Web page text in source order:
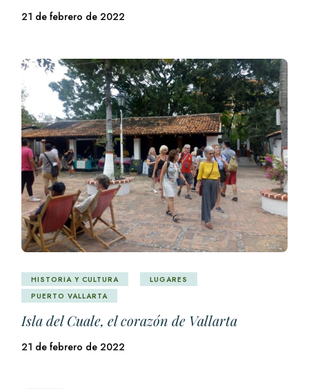
21 de febrero de 2022
HISTORIA Y CULTURA
LUGARES
PUERTO VALLARTA
Isla del Cuale, el corazón de Vallarta
21 de febrero de 2022